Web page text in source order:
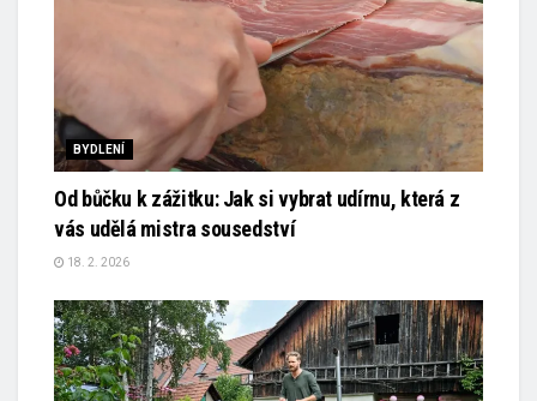
BYDLENÍ
Od bůčku k zážitku: Jak si vybrat udírnu, která z
vás udělá mistra sousedství
18. 2. 2026